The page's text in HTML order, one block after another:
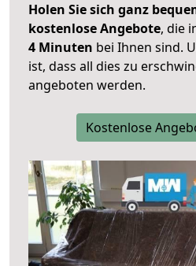
Holen Sie sich ganz
kostenlose Angebote, die
4 Minuten bei Ihnen sind.
ist, dass all dies zu
angeboten werden.
Kostenlose